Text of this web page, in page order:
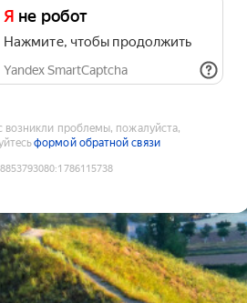
Я не робот
Нажмите, чтобы продолжить
Yandex SmartCaptcha
возникли проблемы, пожалуйста,
формой обратной связи
:1786115738